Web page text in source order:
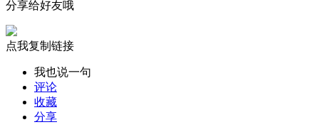
分享给好友哦
点我复制链接
我也说一句
评论
收藏
分享